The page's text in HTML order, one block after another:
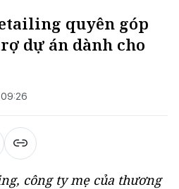
quyên góp
dự án dành cho
công ty mẹ của thương